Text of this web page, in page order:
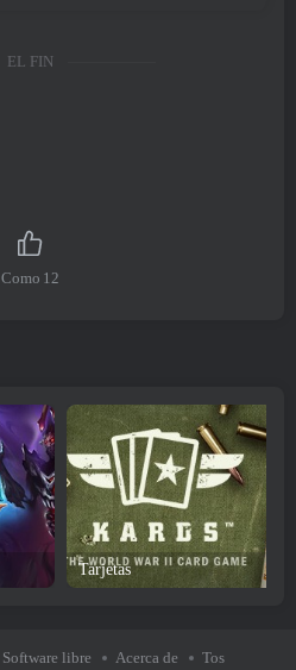
EL FIN
Como 12
Tarjetas
Software libre Acerca de Tos